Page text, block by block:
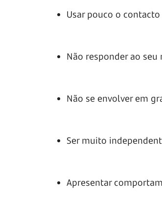
Usar pouco o
Não responder ao seu
Não se envolver em
Ser muito
Apresentar